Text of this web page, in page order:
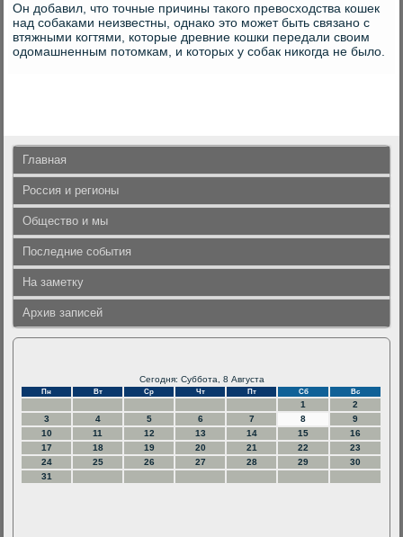
Он добавил, что точные причины такого превосходства кошек
над собаками неизвестны, однако это может быть связано с
втяжными когтями, которые древние кошки передали своим
одомашненным потомкам, и которых у собак никогда не было.
Главная
Россия и регионы
Общество и мы
Последние события
На заметку
Архив записей
Сегодня: Суббота, 8 Августа
Пн Вт Ср Чт Пт Сб Вс
1
2
3
4 5 6 7 8
9
10
11 12 13 14 15
16
17
18 19 20 21 22
23
24
25 26 27 28 29
30
31